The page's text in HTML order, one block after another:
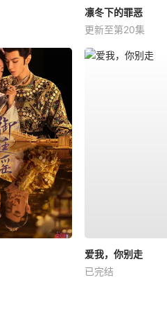
凛冬下的罪恶
更新至第20集
爱我，你别走
已完结